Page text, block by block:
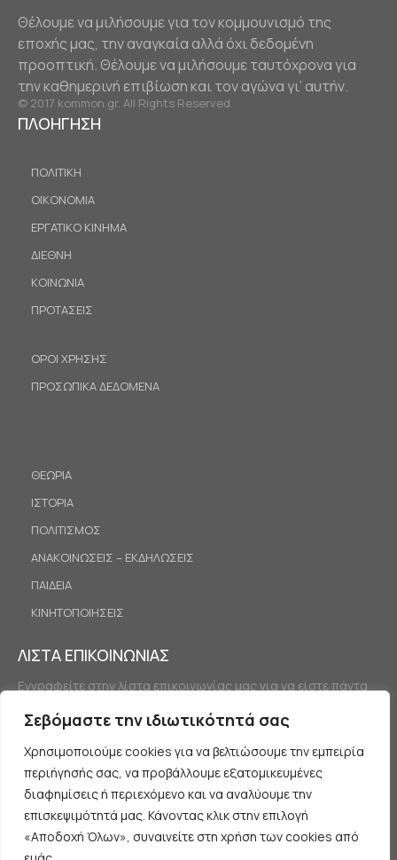
Σεβόμαστε την ιδιωτικότητά σας
Χρησιμοποιούμε cookies για να βελτιώσουμε την εμπειρία
περιήγησής σας, να προβάλλουμε εξατομικευμένες
διαφημίσεις ή περιεχόμενο και να αναλύουμε την
επισκεψιμότητά μας. Κάνοντας κλικ στην επιλογή
«Αποδοχή Όλων», συναινείτε στη χρήση των cookies από
Θέλουμε να μιλήσουμε για τον κομμουνισμό της
εποχής μας, την αναγκαία αλλά όχι δεδομένη
προοπτική. Θέλουμε να μιλήσουμε ταυτόχρονα για
την καθημερινή επιβίωση και τον αγώνα γι’ αυτήν.
© 2017 kommon.gr. All Rights Reserved.
ΠΛΟΗΓΗΣΗ
ΠΟΛΙΤΙΚΗ
ΟΙΚΟΝΟΜΙΑ
ΕΡΓΑΤΙΚΟ ΚΙΝΗΜΑ
ΔΙΕΘΝΗ
ΚΟΙΝΩΝΙΑ
ΠΡΟΤΑΣΕΙΣ
ΟΡΟΙ ΧΡΗΣΗΣ
ΠΡΟΣΩΠΙΚΑ ΔΕΔΟΜΕΝΑ
ΘΕΩΡΙΑ
ΙΣΤΟΡΙΑ
ΠΟΛΙΤΙΣΜΟΣ
ΑΝΑΚΟΙΝΩΣΕΙΣ – ΕΚΔΗΛΩΣΕΙΣ
ΠΑΙΔΕΙΑ
ΚΙΝΗΤΟΠΟΙΗΣΕΙΣ
ΛΙΣΤΑ ΕΠΙΚΟΙΝΩΝΙΑΣ
Εγγραφείτε στην λίστα επικοινωνίας μας για να είστε πάντα
Εγγραφή